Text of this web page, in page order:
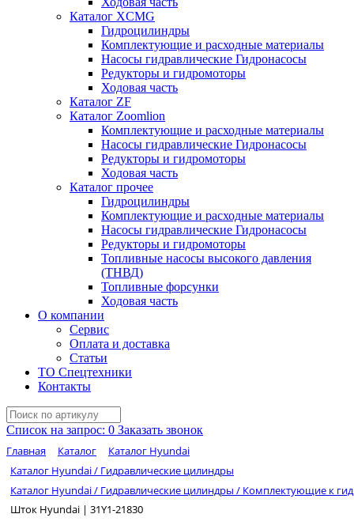
Каталог XCMG
Гидроцилиндры
Комплектующие и расходные материалы
Насосы гидравлические Гидронасосы
Редукторы и гидромоторы
Ходовая часть
Каталог ZF
Каталог Zoomlion
Комплектующие и расходные материалы
Насосы гидравлические Гидронасосы
Редукторы и гидромоторы
Ходовая часть
Каталог прочее
Гидроцилиндры
Комплектующие и расходные материалы
Насосы гидравлические Гидронасосы
Редукторы и гидромоторы
Топливные насосы высокого давления
(ТНВД)
Топливные форсунки
Ходовая часть
О компании
Сервис
Оплата и доставка
Статьи
ТО Спецтехники
Контакты
Список на запрос: 0 Заказать звонок
Главная Каталог
Каталог Hyundai
Каталог Hyundai / Гидравлические цилиндры
Каталог Hyundai / Гидравлические цилиндры / Комплектующие к
Шток Hyundai | 31Y1-21830